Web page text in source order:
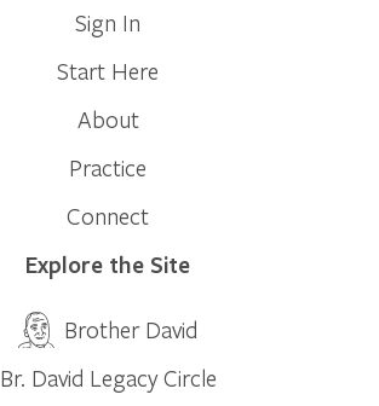
Sign In
Start Here
About
Practice
Connect
Explore the Site
Brother David
Br. David Legacy Circle